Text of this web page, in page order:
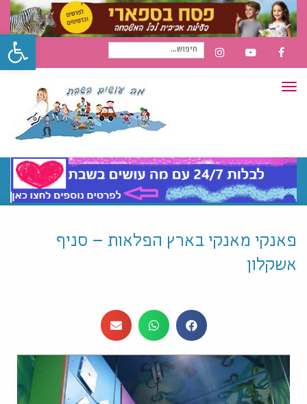
FACEBOOK
YOUTUBE
INSTAGRAM
חיפוש
תפריט
פאנקי מאנקי בארץ הפלאות – סניף
אשקלון
פתח